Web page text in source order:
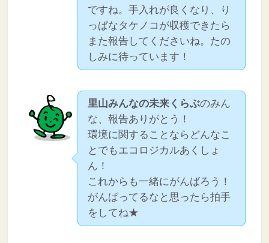
ですね。手入れが良くなり、り
っぱなタケノコが収穫できたら
また報告してくださいね。たの
しみに待っています！
里山みんなの未来くらぶのみん
な、報告ありがとう！
環境に関することならどんなこ
とでもエコロジカルあくしょ
ん！
これからも一緒にがんばろう！
がんばってるなと思ったら拍手
をしてね★